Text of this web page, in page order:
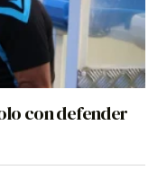
con defender